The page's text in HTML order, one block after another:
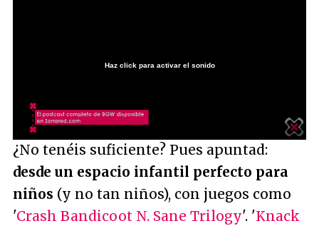
Unmute
Haz click para activar el sonido
¿No tenéis suficiente? Pues apuntad:
desde un espacio infantil perfecto para
niños (y no tan niños), con juegos como
'Crash Bandicoot N. Sane Trilogy'. 'Knack